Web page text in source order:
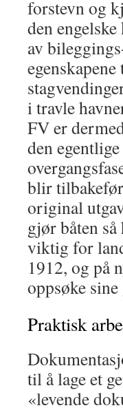
forstevn og
den
av
i travle
FV er
den egentlige
blir
original
gjør båten
viktig for
1912, og på
oppsøke
Praktisk
til å lage et
«levende